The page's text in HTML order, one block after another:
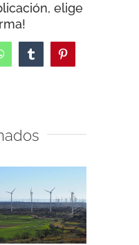
elige
WhatsAppTumblrPinterest